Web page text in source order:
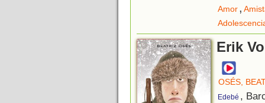
Amor,
Erik
OSÉS,
Edebé ,